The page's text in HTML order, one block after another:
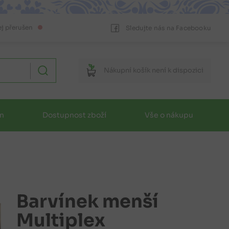
přerušen Sledujte nás na Facebooku
Nákupní košík není k dispozici
Dostupnost zboží Vše o nákupu
Barvínek menší
Multiplex